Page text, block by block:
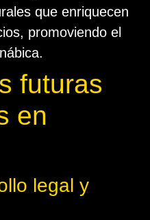
que enriquecen
promoviendo el
futuras
en
legal y